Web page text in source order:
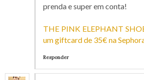
prenda e super em conta!
THE PINK ELEPHANT
um giftcard de 35€ na
Responder